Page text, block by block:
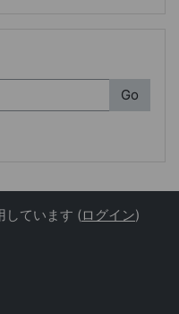
Go
しています (ログイン)